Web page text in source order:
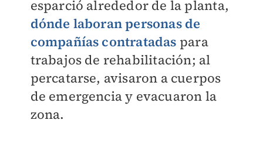
esparció alrededor de la planta,
dónde laboran personas de
compañías contratadas para
trabajos de rehabilitación; al
percatarse, avisaron a cuerpos
de emergencia y evacuaron la
zona.